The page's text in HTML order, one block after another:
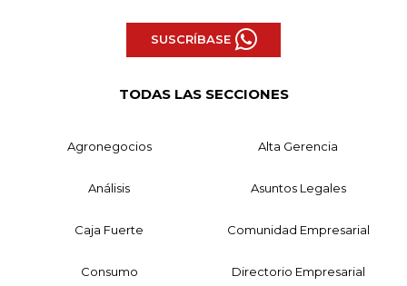
SUSCRÍBASE
TODAS LAS SECCIONES
Agronegocios Alta Gerencia
Análisis Asuntos Legales
Caja Fuerte Comunidad Empresarial
Consumo Directorio Empresarial